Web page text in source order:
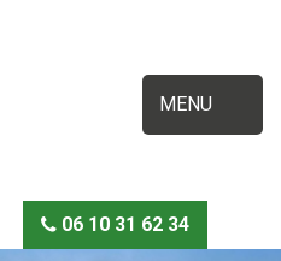
MENU
06 10 31 62 34